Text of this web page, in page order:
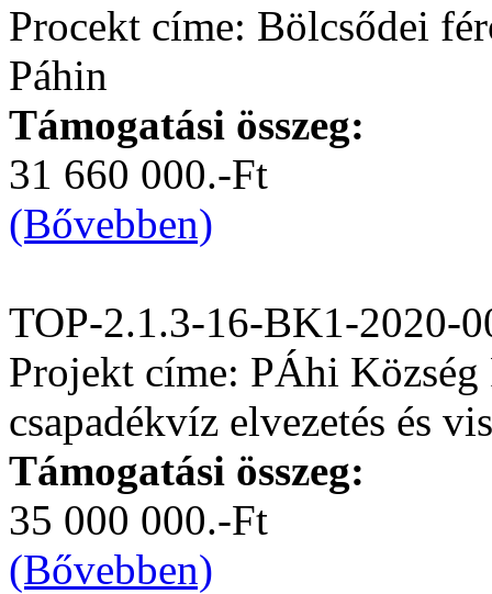
Procekt címe: Bölcsődei
Páhin
Támogatási összeg:
31 660 000.-Ft
(Bővebben)
TOP-2.1.3-16-BK1-2020-
Projekt címe: PÁhi
csapadékvíz elvezetés és
Támogatási összeg:
35 000 000.-Ft
(Bővebben)